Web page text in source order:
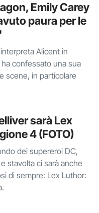
Emily Carey
paura per le
Alicent in
confessato una sua
scene, in particolare
sarà Lex
4 (FOTO)
dei supereroi DC,
stavolta ci sarà anche
di sempre: Lex Luthor: